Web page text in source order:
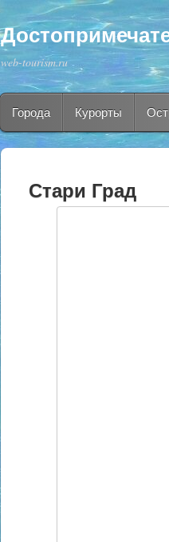
web-tourism.ru
Города Курорты
Стари Град